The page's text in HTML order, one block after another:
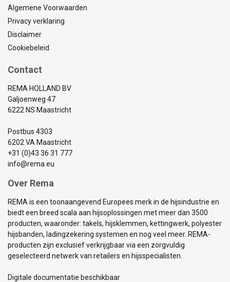
Algemene Voorwaarden
Privacy verklaring
Disclaimer
Cookiebeleid
Contact
REMA HOLLAND BV
Galjoenweg 47
6222 NS Maastricht
Postbus 4303
6202 VA Maastricht
+31 (0)43 36 31 777
info@rema.eu
Over Rema
REMA is een toonaangevend Europees merk in de hijsindustrie en
biedt een breed scala aan hijsoplossingen met meer dan 3500
producten, waaronder: takels, hijsklemmen, kettingwerk, polyester
hijsbanden, ladingzekering systemen en nog veel meer. REMA-
producten zijn exclusief verkrijgbaar via een zorgvuldig
geselecteerd netwerk van retailers en hijsspecialisten.
Digitale documentatie beschikbaar